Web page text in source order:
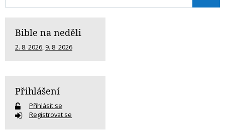
Bible na neděli
2. 8. 2026, 9. 8. 2026
Přihlášení
Přihlásit se
Registrovat se